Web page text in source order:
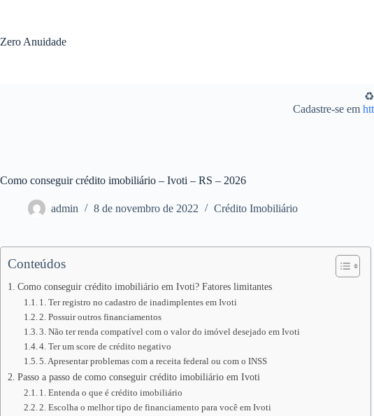
conteúdo
Zero Anuidade
♻️
Cadastre-se em
Como conseguir crédito imobiliário – Ivoti – RS – 2026
admin 8 de novembro de 2022 Crédito Imobiliário
Conteúdos
Como conseguir crédito imobiliário em Ivoti? Fatores limitantes
1. Ter registro no cadastro de inadimplentes em Ivoti
2. Possuir outros financiamentos
3. Não ter renda compatível com o valor do imóvel desejado em Ivoti
4. Ter um score de crédito negativo
5. Apresentar problemas com a receita federal ou com o INSS
Passo a passo de como conseguir crédito imobiliário em Ivoti
1. Entenda o que é crédito imobiliário
2. Escolha o melhor tipo de financiamento para você em Ivoti